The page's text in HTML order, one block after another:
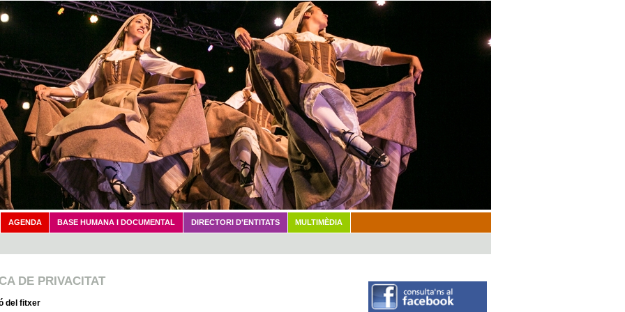
Vés al contingut
DE PRIVACITAT
del fitxer
AGENDA BASE HUMANA I DOCUMENTAL DIRECTORI D'ENTITATS MULTIMÈDIA